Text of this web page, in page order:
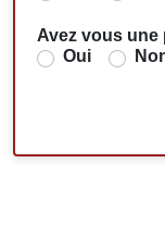
Avez vous une
Oui